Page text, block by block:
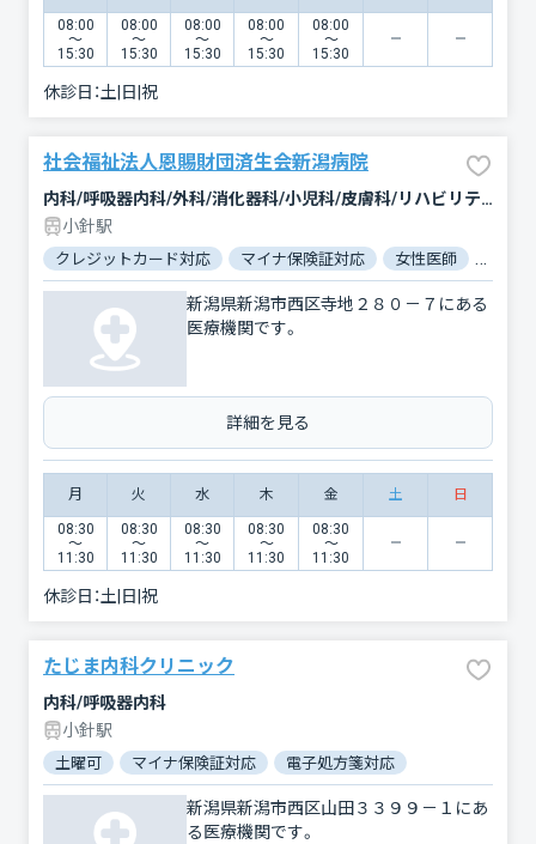
08:00
〜
15:30
08:00
〜
15:30
08:00
〜
15:30
08:00
〜
15:30
08:00
〜
15:30
休診日：土|日|祝
社会福祉法人恩賜財団済生会新潟病院
内科/呼吸器内科/外科/消化器科/小児科/皮膚科/リハビリテーション/救急科/血液内科/循環器科/脳神経外科/産婦人科/泌尿器科/放射線科/麻酔科/呼吸器外科/整形外科/眼科/精神科・神経科/臨床検査・病理診断/神経内科/腫瘍内科・外科/心臓血管外科/形成外科/耳鼻咽喉科/歯科口腔外科
小針駅
クレジットカード対応 マイナ保険証対応 女性医師
新潟県新潟市西区寺地２８０－７にある
医療機関です。
詳細を見る
月 火 水 木 金 土 日
08:30
〜
11:30
08:30
〜
11:30
08:30
〜
11:30
08:30
〜
11:30
08:30
〜
11:30
休診日：土|日|祝
たじま内科クリニック
内科/呼吸器内科
小針駅
土曜可 マイナ保険証対応 電子処方箋対応
新潟県新潟市西区山田３３９９－１にあ
る医療機関です。